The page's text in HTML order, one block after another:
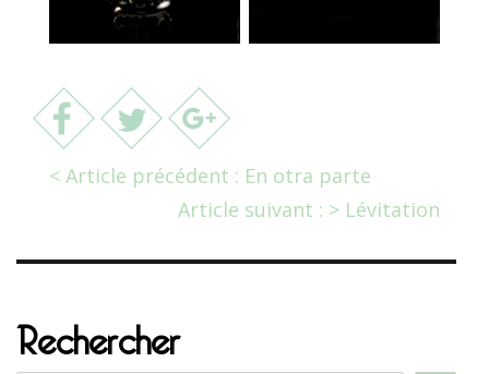
< Article précédent : En otra parte
Article suivant : > Lévitation
Rechercher